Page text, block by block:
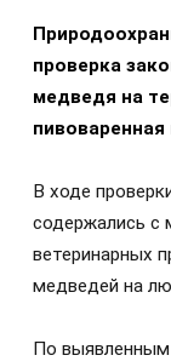
проверка
медведя на
В ходе
содержались с
ветеринарных
медведей на
По выявленным